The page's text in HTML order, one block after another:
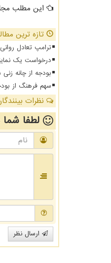
این مطلب
تازه ترین
ترامپ تعادل
درخواست یک
بودجه از چانه
سهم فرهنگ از
نظرات
لطفا
ارسال نظر